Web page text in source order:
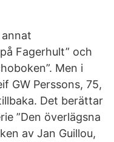
Fagerhult” och
Men i
GW Perssons, 75,
Det berättar
”Den överlägsna
av Jan Guillou,